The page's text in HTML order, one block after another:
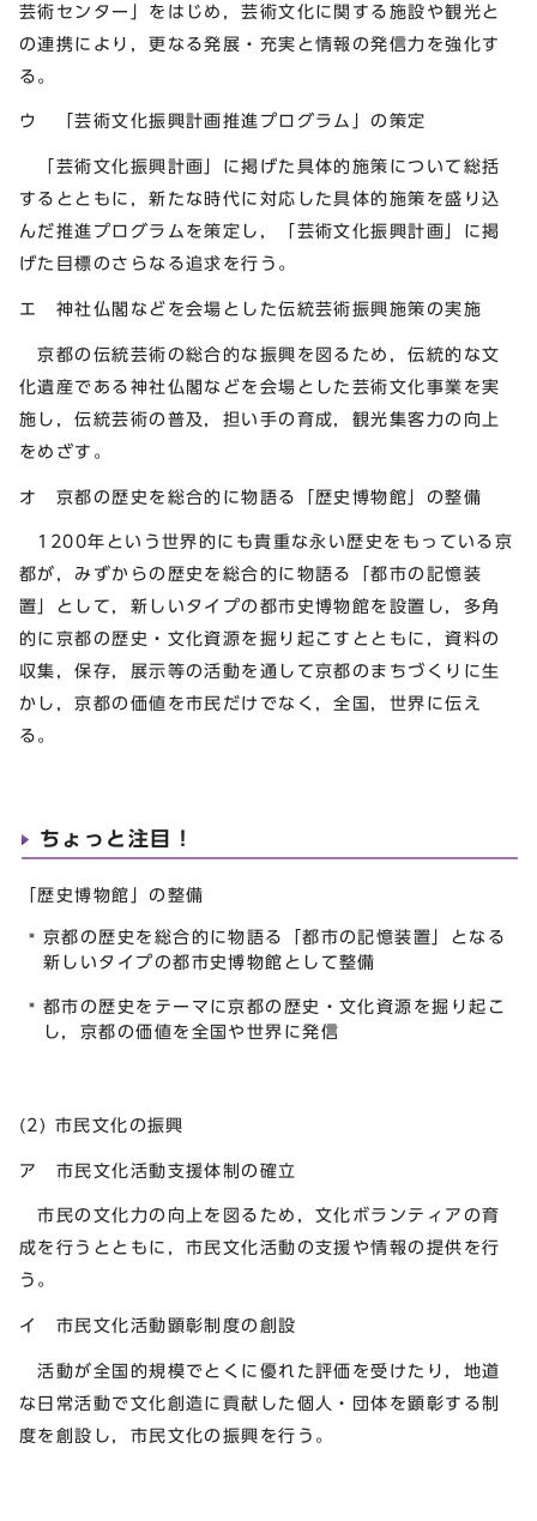
芸術センター」をはじめ，芸術文化に関する施設や観光と
の連携により，更なる発展・充実と情報の発信力を強化す
る。
ウ 「芸術文化振興計画推進プログラム」の策定
「芸術文化振興計画」に掲げた具体的施策について総括
するとともに，新たな時代に対応した具体的施策を盛り込
んだ推進プログラムを策定し，「芸術文化振興計画」に掲
げた目標のさらなる追求を行う。
エ 神社仏閣などを会場とした伝統芸術振興施策の実施
京都の伝統芸術の総合的な振興を図るため，伝統的な文
化遺産である神社仏閣などを会場とした芸術文化事業を実
施し，伝統芸術の普及，担い手の育成，観光集客力の向上
をめざす。
オ 京都の歴史を総合的に物語る「歴史博物館」の整備
1200年という世界的にも貴重な永い歴史をもっている京
都が，みずからの歴史を総合的に物語る「都市の記憶装
置」として，新しいタイプの都市史博物館を設置し，多角
的に京都の歴史・文化資源を掘り起こすとともに，資料の
収集，保存，展示等の活動を通して京都のまちづくりに生
かし，京都の価値を市民だけでなく，全国，世界に伝え
る。
ちょっと注目！
「歴史博物館」の整備
京都の歴史を総合的に物語る「都市の記憶装置」となる
新しいタイプの都市史博物館として整備
都市の歴史をテーマに京都の歴史・文化資源を掘り起こ
し，京都の価値を全国や世界に発信
(2) 市民文化の振興
ア 市民文化活動支援体制の確立
市民の文化力の向上を図るため，文化ボランティアの育
成を行うとともに，市民文化活動の支援や情報の提供を行
う。
イ 市民文化活動顕彰制度の創設
活動が全国的規模でとくに優れた評価を受けたり，地道
な日常活動で文化創造に貢献した個人・団体を顕彰する制
度を創設し，市民文化の振興を行う。